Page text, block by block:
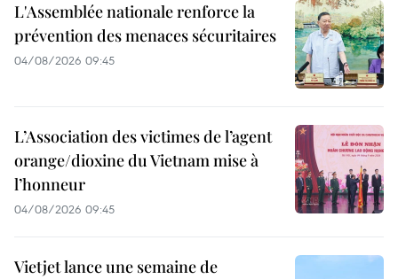
L'Assemblée nationale renforce la
prévention des menaces sécuritaires
04/08/2026 09:45
L’Association des victimes de l’agent
orange/dioxine du Vietnam mise à
l’honneur
04/08/2026 09:45
Vietjet lance une semaine de